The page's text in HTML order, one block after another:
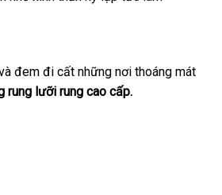
đem đi cất đặt
mua
những nơi thoáng mát
rung lưỡi rung cao cấp.